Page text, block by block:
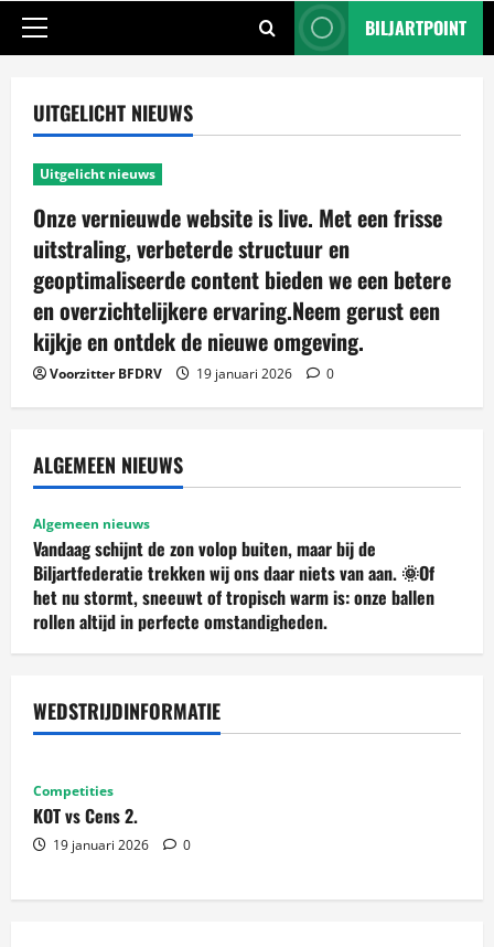
Primair
BILJARTPOINT
UITGELICHT NIEUWS
Uitgelicht nieuws
Onze vernieuwde website is live. Met een frisse
uitstraling, verbeterde structuur en
geoptimaliseerde content bieden we een betere
en overzichtelijkere ervaring.Neem gerust een
kijkje en ontdek de nieuwe omgeving.
Voorzitter BFDRV 19 januari 2026 0
ALGEMEEN NIEUWS
Algemeen nieuws
Vandaag schijnt de zon volop buiten, maar bij de
Biljartfederatie trekken wij ons daar niets van aan. 🌞Of
het nu stormt, sneeuwt of tropisch warm is: onze ballen
rollen altijd in perfecte omstandigheden.
19 januari 2026 0
WEDSTRIJDINFORMATIE
Competities
KOT vs Cens 2.
19 januari 2026 0